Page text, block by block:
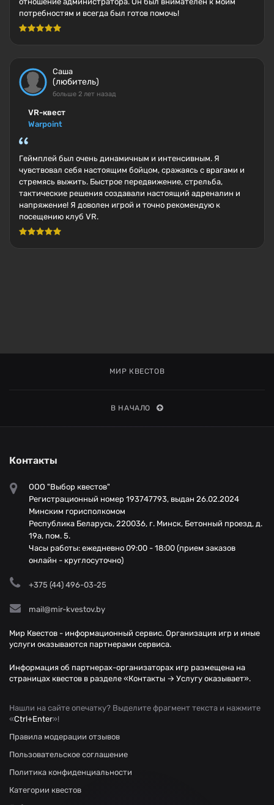
потребностям и всегда был готов помочь!
Саша
(любитель)
больше 2 лет назад
VR-квест
Warpoint
Геймплей был очень динамичным и интенсивным. Я
чувствовал себя настоящим бойцом, сражаясь с врагами и
стремясь выжить. Быстрое передвижение, стрельба,
тактические решения создавали настоящий адреналин и
напряжение! Я доволен игрой и точно рекомендую к
посещению клуб VR.
МИР КВЕСТОВ
В НАЧАЛО
Контакты
ООО "Выбор квестов"
Регистрационный номер 193747793, выдан 26.02.2024
Минским горисполкомом
Республика Беларусь, 220036, г. Минск, Бетонный проезд, д.
19а, пом. 5.
Часы работы: ежедневно 09:00 - 18:00 (прием заказов
онлайн - круглосуточно)
+375 (44) 496-03-25
mail@mir-kvestov.by
Мир Квестов - информационный сервис. Организация игр и иные
услуги оказываются партнерами сервиса.
Информация об партнерах-организаторах игр размещена на
страницах квестов в разделе «Контакты → Услугу оказывает».
Нашли на сайте опечатку? Выделите фрагмент текста и нажмите
«Ctrl+Enter»!
Правила модерации отзывов
Пользовательское соглашение
Политика конфиденциальности
Категории квестов